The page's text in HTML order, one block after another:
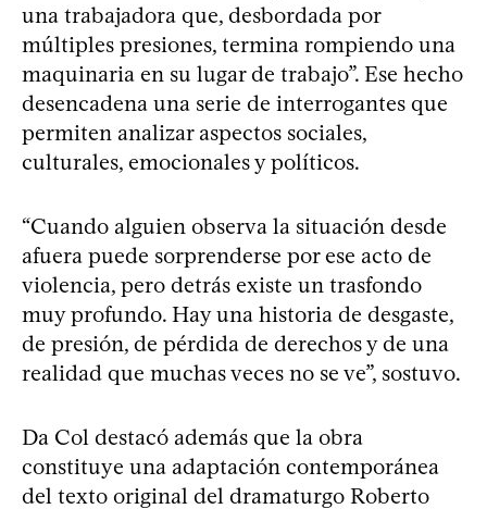
una trabajadora que, desbordada por
múltiples presiones, termina rompiendo una
maquinaria en su lugar de trabajo”. Ese hecho
desencadena una serie de interrogantes que
permiten analizar aspectos sociales,
culturales, emocionales y políticos.
“Cuando alguien observa la situación desde
afuera puede sorprenderse por ese acto de
violencia, pero detrás existe un trasfondo
muy profundo. Hay una historia de desgaste,
de presión, de pérdida de derechos y de una
realidad que muchas veces no se ve”, sostuvo.
Da Col destacó además que la obra
constituye una adaptación contemporánea
del texto original del dramaturgo Roberto